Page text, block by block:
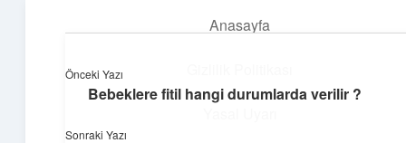
Anasayfa
Topluluk ve İlham
Önceki Yazı
Bebeklere fitil hangi durumlarda verilir ?
Sonraki Yazı